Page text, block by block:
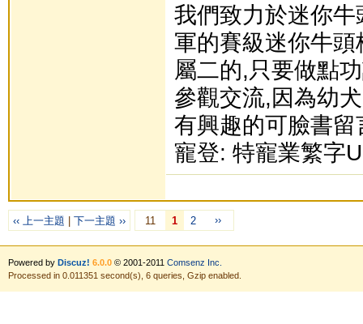
我們致力於迷你
軍的賽級迷你牛
屬二的,只要做點
參觀交流,因為幼
有興趣的可臉書
寵登: 特寵業繁字
‹‹ 上一主題 下一主題 ›› 11 1 2 ››
Powered by Discuz! 6.0.0© 2001-2011 Comsenz Inc.
Processed in 0.011351 second(s), 6 queries, Gzip enabled.